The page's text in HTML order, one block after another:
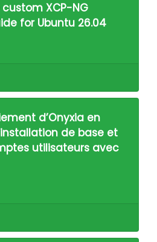
XCP-NG
for Ubuntu 26.04
d’Onyxia en
de base et
utilisateurs avec